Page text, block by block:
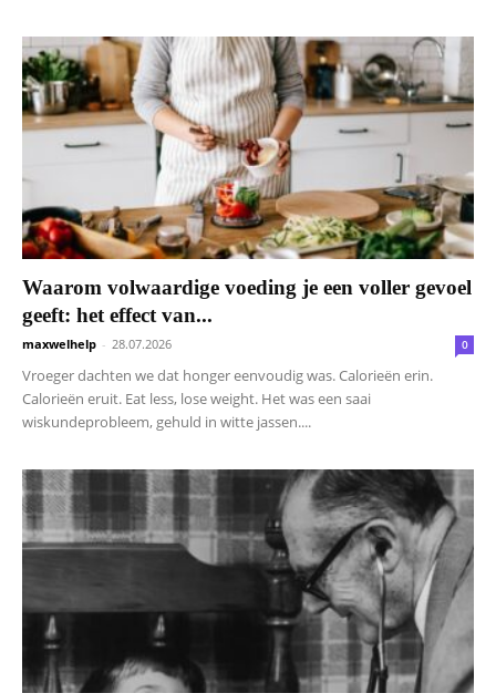
Waarom volwaardige voeding je een voller gevoel
geeft: het effect van...
maxwelhelp - 28.07.2026 0
Vroeger dachten we dat honger eenvoudig was. Calorieën erin.
Calorieën eruit. Eat less, lose weight. Het was een saai
wiskundeprobleem, gehuld in witte jassen....